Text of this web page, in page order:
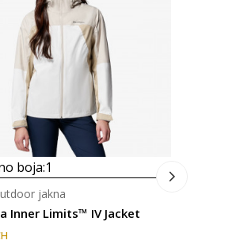
boja:1
Inner Limits™ IV Jacket
jakna